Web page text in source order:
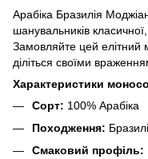
Арабіка Бразилія
шанувальників
Замовляйте цей елітний
діліться своїми
Характеристики
Сорт: 100% Арабіка
Походження:
Смаковий профіль: